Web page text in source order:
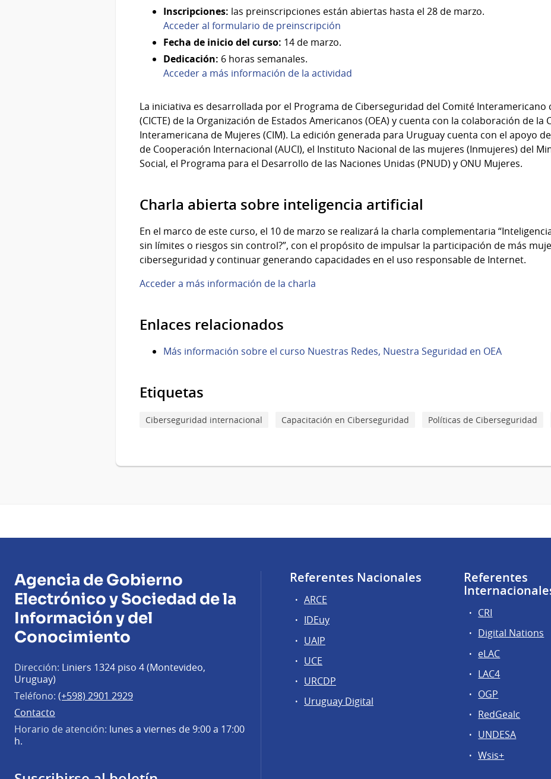
Inscripciones: las preinscripciones están abiertas hasta el 28 de marzo.
Acceder al formulario de preinscripción
Fecha de inicio del curso: 14 de marzo.
Dedicación: 6 horas semanales.
Acceder a más información de la actividad
La iniciativa es desarrollada por el Programa de Ciberseguridad del Comité
(CICTE) de la Organización de Estados Americanos (OEA) y cuenta con la colaboración de la
Interamericana de Mujeres (CIM). La edición generada para Uruguay cuenta con el apoyo
de Cooperación Internacional (AUCI), el Instituto Nacional de las mujeres (Inmujeres) del
Social, el Programa para el Desarrollo de las Naciones Unidas (PNUD) y ONU Mujeres.
Charla abierta sobre inteligencia artificial
En el marco de este curso, el 10 de marzo se realizará la charla complementaria
sin límites o riesgos sin control?”, con el propósito de impulsar la participación de más
ciberseguridad y continuar generando capacidades en el uso responsable de Internet.
Acceder a más información de la charla
Enlaces relacionados
Más información sobre el curso Nuestras Redes, Nuestra Seguridad en OEA
Etiquetas
Ciberseguridad internacional Capacitación en Ciberseguridad Políticas de Ciberseguridad
Agencia de Gobierno
Electrónico y Sociedad de la
Información y del
Conocimiento
Dirección: Liniers 1324 piso 4 (Montevideo,
Uruguay)
Teléfono: (+598) 2901 2929
Contacto
Horario de atención: lunes a viernes de 9:00 a 17:00
h.
Referentes Nacionales
ARCE
IDEuy
UAIP
UCE
URCDP
Uruguay Digital
Referentes
CRI
Digital Nations
eLAC
LAC4
OGP
RedGealc
UNDESA
Wsis+